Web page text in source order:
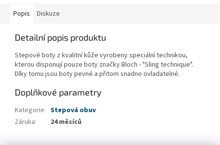
Popis Diskuze
Detailní popis produktu
Stepové boty z kvalitní kůže vyrobeny speciální technikou,
kterou disponují pouze boty značky Bloch - "Sling technique".
Díky tomu jsou boty pevné a přitom snadno ovladatelné.
Doplňkové parametry
Kategorie: Stepová obuv
Záruka: 24 měsíců